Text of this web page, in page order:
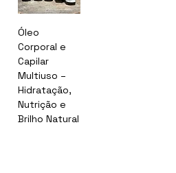
Óleo
Corporal e
Capilar
Multiuso –
Hidratação,
Nutrição e
Brilho Natural